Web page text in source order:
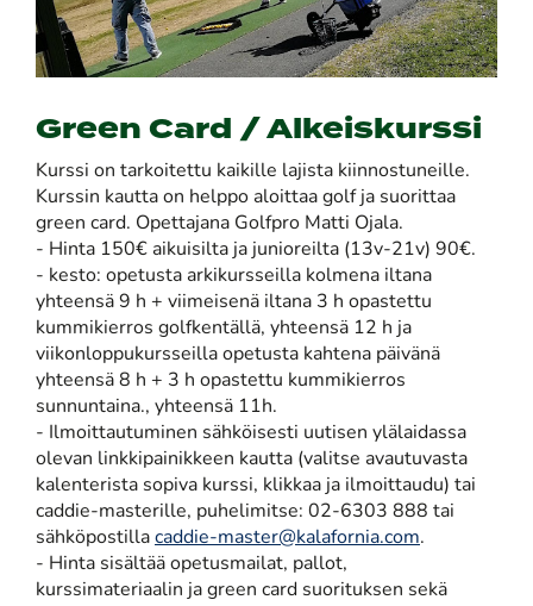
Green Card / Alkeiskurssi
Kurssi on tarkoitettu kaikille lajista kiinnostuneille.
Kurssin kautta on helppo aloittaa golf ja suorittaa
green card. Opettajana Golfpro Matti Ojala.
- Hinta 150€ aikuisilta ja junioreilta (13v-21v) 90€.
- kesto: opetusta arkikursseilla kolmena iltana
yhteensä 9 h + viimeisenä iltana 3 h opastettu
kummikierros golfkentällä, yhteensä 12 h ja
viikonloppukursseilla opetusta kahtena päivänä
yhteensä 8 h + 3 h opastettu kummikierros
sunnuntaina., yhteensä 11h.
- Ilmoittautuminen sähköisesti uutisen ylälaidassa
olevan linkkipainikkeen kautta (valitse avautuvasta
kalenterista sopiva kurssi, klikkaa ja ilmoittaudu) tai
caddie-masterille, puhelimitse: 02-6303 888 tai
sähköpostilla caddie-master@kalafornia.com.
- Hinta sisältää opetusmailat, pallot,
kurssimateriaalin ja green card suorituksen sekä